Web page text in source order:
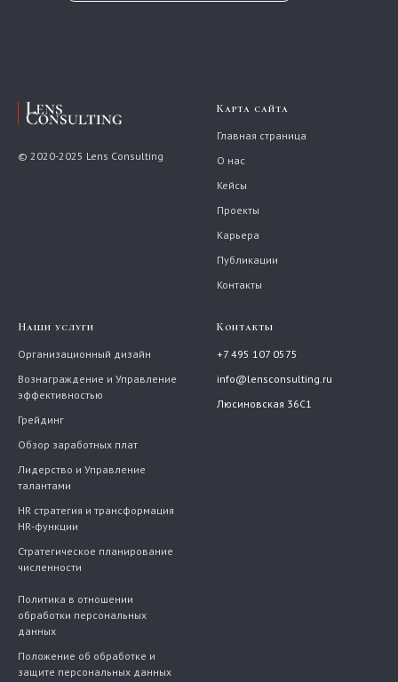
© 2020-2025 Lens Consulting
Карта сайта
Главная страница
О нас
Кейсы
Проекты
Карьера
Публикации
Контакты
Наши услуги
Организационный дизайн
Вознаграждение и Управление
эффективностью
Грейдинг
Обзор заработных плат
Лидерство и Управление
талантами
HR стратегия и трансформация
HR-функции
Стратегическое планирование
численности
Политика в отношении
обработки персональных
данных
Положение об обработке и
защите персональных данных
Контакты
+7 495 107 0575
info@lensconsulting.ru
Люсиновская 36С1